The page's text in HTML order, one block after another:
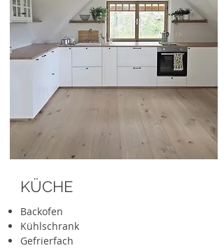
KÜCHE
Backofen
Kühlschrank
Gefrierfach